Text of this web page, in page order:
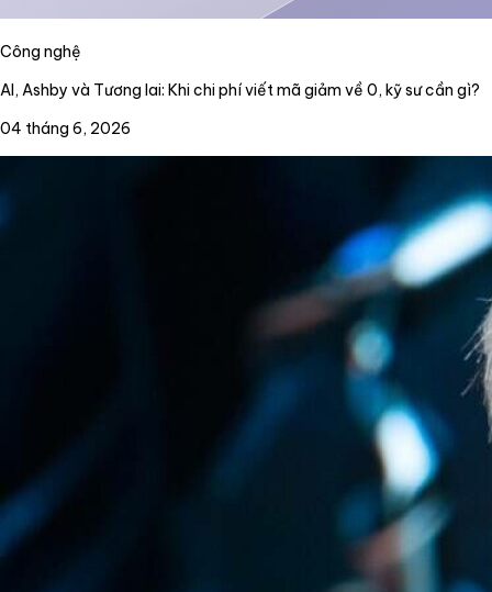
Công nghệ
AI, Ashby và Tương lai: Khi chi phí viết mã giảm về 0, kỹ sư cần gì?
04 tháng 6, 2026